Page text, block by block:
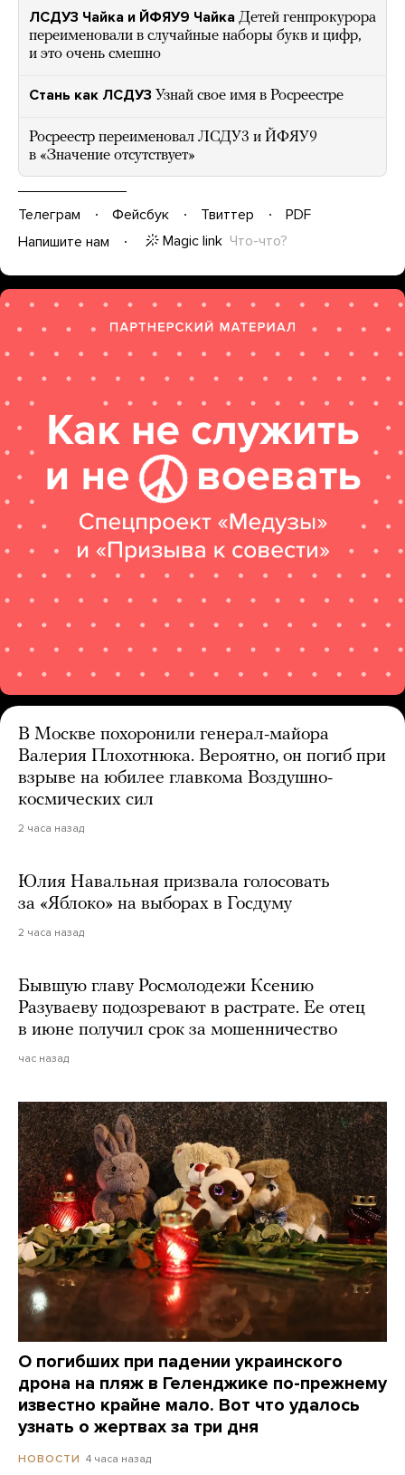
ЛСДУ3 Чайка и ЙФЯУ9 Чайка Детей генпрокурора
переименовали в случайные наборы букв и цифр,
и это очень смешно
Стань как ЛСДУ3 Узнай свое имя в Росреестре
Росреестр переименовал ЛСДУ3 и ЙФЯУ9
в «Значение отсутствует»
Телеграм Фейсбук Твиттер
PDF
Напишите нам
Magic link Что-что?
В Москве похоронили генерал-майора
Валерия Плохотнюка. Вероятно, он погиб при
взрыве на юбилее главкома Воздушно-
космических сил
2 часа назад
Юлия Навальная призвала голосовать
за «Яблоко» на выборах в Госдуму
2 часа назад
Бывшую главу Росмолодежи Ксению
Разуваеву подозревают в растрате. Ее отец
в июне получил срок за мошенничество
час назад
О погибших при падении украинского
дрона на пляж в Геленджике по-прежнему
известно крайне мало. Вот что удалось
узнать о жертвах за три дня
НОВОСТИ 4 часа назад